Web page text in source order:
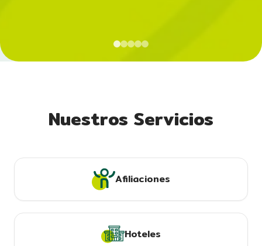
Nuestros Servicios
Afiliaciones
Hoteles